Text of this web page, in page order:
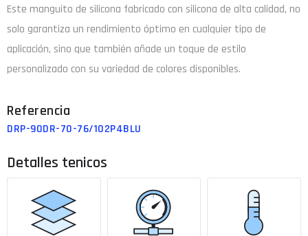
Este manguito de silicona fabricado con silicona de alta calidad, no
solo garantiza un rendimiento óptimo en cualquier tipo de
aplicación, sino que también añade un toque de estilo
personalizado con su variedad de colores disponibles.
DRP-90DR-70-76/102P4BLU
Detalles tenicos